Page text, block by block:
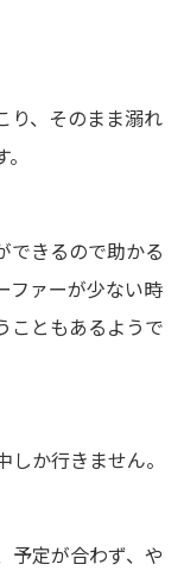
り、そのまま溺れ
できるので助かる
ファーが少ない時
こともあるようで
か行きません。
予定が合わず、や